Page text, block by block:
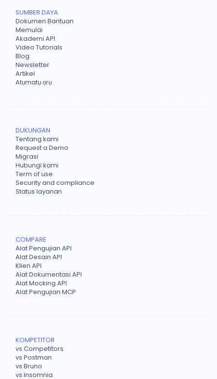
SUMBER DAYA
Dokumen Bantuan
Memulai
Akademi API
Video Tutorials
Blog
Newsletter
Artikel
Atụmatụ ọrụ
DUKUNGAN
Tentang kami
Request a Demo
Migrasi
Hubungi kami
Term of use
Security and compliance
Status layanan
COMPARE
Alat Pengujian API
Alat Desain API
Klien API
Alat Dokumentasi API
Alat Mocking API
Alat Pengujian MCP
KOMPETITOR
vs Competitors
vs Postman
vs Bruno
vs Insomnia